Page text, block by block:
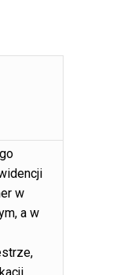
w
a w